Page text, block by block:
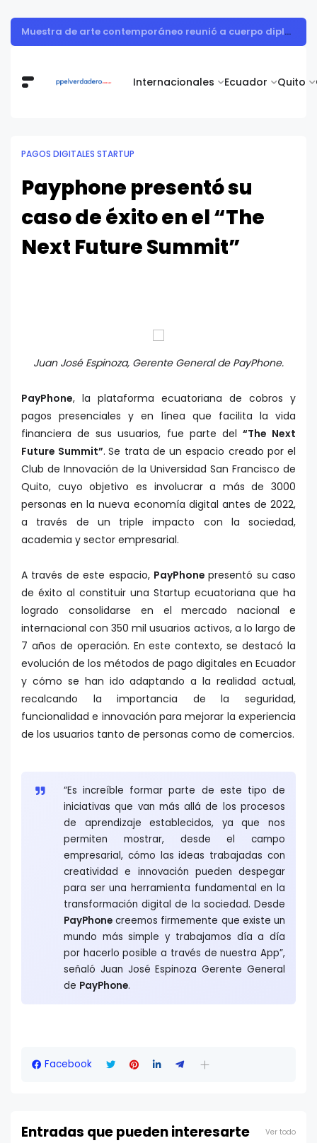
Internacionales Ecuador Quito
Muestra de arte contemporáneo reunió a cuerpo diplomático y artistas nacionales en la Academia Diplomática Galo Plaza
PAGOS DIGITALES STARTUP
Payphone presentó su
caso de éxito en el “The
Next Future Summit”
Juan José Espinoza, Gerente General de PayPhone.
PayPhone, la plataforma ecuatoriana de cobros y
pagos presenciales y en línea que facilita la vida
financiera de sus usuarios, fue parte del “The Next
Future Summit”. Se trata de un espacio creado por el
Club de Innovación de la Universidad San Francisco de
Quito, cuyo objetivo es involucrar a más de 3000
personas en la nueva economía digital antes de 2022,
a través de un triple impacto con la sociedad,
academia y sector empresarial.
A través de este espacio, PayPhonepresentó su caso
de éxito al constituir una Startup ecuatoriana que ha
logrado consolidarse en el mercado nacional e
internacional con 350 mil usuarios activos, a lo largo de
7 años de operación. En este contexto, se destacó la
evolución de los métodos de pago digitales en Ecuador
y cómo se han ido adaptando a la realidad actual,
recalcando la importancia de la seguridad,
funcionalidad e innovación para mejorar la experiencia
de los usuarios tanto de personas como de comercios.
“Es increíble formar parte de este tipo de
iniciativas que van más allá de los procesos
de aprendizaje establecidos, ya que nos
permiten mostrar, desde el campo
empresarial, cómo las ideas trabajadas con
creatividad e innovación pueden despegar
para ser una herramienta fundamental en la
transformación digital de la sociedad. Desde
PayPhone creemos firmemente que existe un
mundo más simple y trabajamos día a día
por hacerlo posible a través de nuestra App”,
señaló Juan José Espinoza Gerente General
de PayPhone.
Facebook
Entradas que pueden interesarte Ver todo